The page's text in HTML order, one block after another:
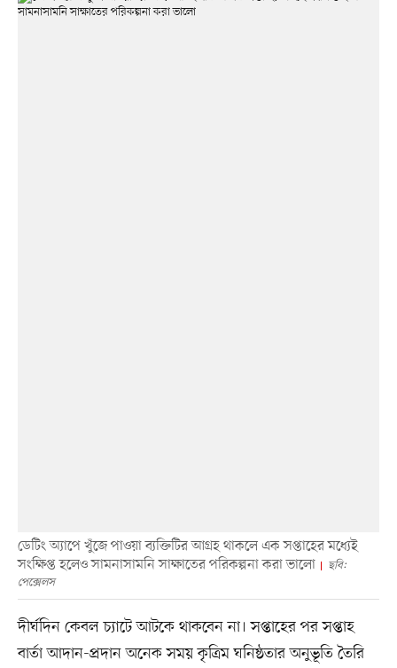
ডেটিং অ্যাপে খুঁজে পাওয়া ব্যক্তিটির আগ্রহ থাকলে এক সপ্তাহের মধ্যেই
সংক্ষিপ্ত হলেও সামনাসামনি সাক্ষাতের পরিকল্পনা করা ভালো
ছবি:
পেক্সেলস
দীর্ঘদিন কেবল চ্যাটে আটকে থাকবেন না। সপ্তাহের পর সপ্তাহ
বার্তা আদান-প্রদান অনেক সময় কৃত্রিম ঘনিষ্ঠতার অনুভূতি তৈরি